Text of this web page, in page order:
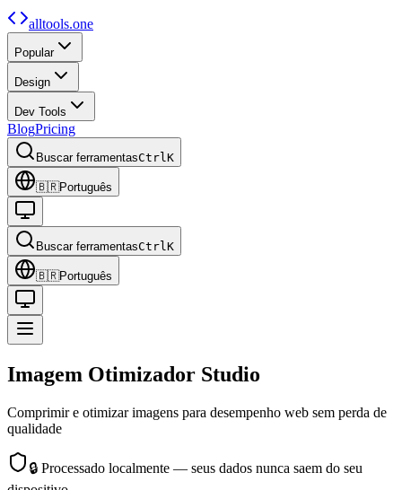
alltools.one
Popular
Design
Dev Tools
BlogPricing
Buscar ferramentasCtrlK
🇧🇷Português
Buscar ferramentasCtrlK
🇧🇷Português
Imagem Otimizador Studio
Comprimir e otimizar imagens para desempenho web sem perda de
qualidade
🔒 Processado localmente — seus dados nunca saem do seu